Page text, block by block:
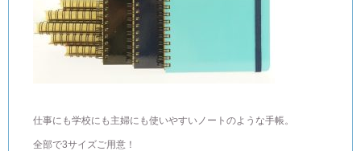
仕事にも学校にも主婦にも使いやすいノートのような手帳。
全部で3サイズご用意！